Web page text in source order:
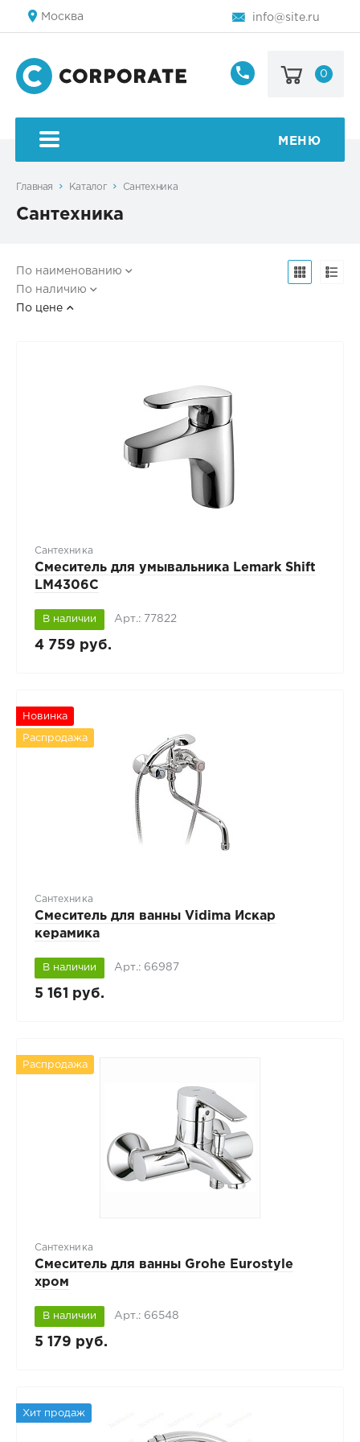
Москва info@site.ru
8
123-
0
МЕНЮ
Главная Каталог Сантехника
Сантехника
По наименованию
По наличию
По цене
Сантехника
Смеситель для умывальника Lemark Shift
LM4306C
В наличии Арт.: 77822
4 759 руб.
Новинка
Распродажа
Сантехника
Смеситель для ванны Vidima Искар
керамика
В наличии Арт.: 66987
5 161 руб.
Распродажа
Сантехника
Смеситель для ванны Grohe Eurostyle
хром
В наличии Арт.: 66548
5 179 руб.
Хит продаж